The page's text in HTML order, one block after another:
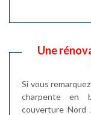
Une
Si vous
charpente en
couverture